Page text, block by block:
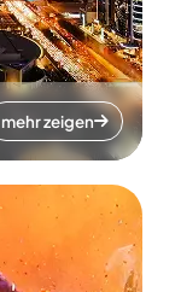
mehr zeigen